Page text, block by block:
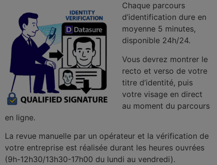
Chaque parcours
d’identification dure en
moyenne 5 minutes,
disponible 24h/24.
Vous devrez montrer le
recto et verso de votre
titre d’identité, puis
votre visage en direct
au moment du parcours
en ligne.
La revue manuelle par un opérateur et la vérification de
votre entreprise est réalisée durant les heures ouvrées
(9h-12h30/13h30-17h00 du lundi au vendredi).